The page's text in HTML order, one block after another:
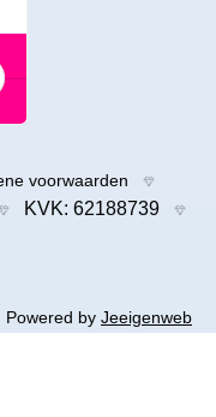
voorwaarden
KVK: 62188739
Powered by Jeeigenweb